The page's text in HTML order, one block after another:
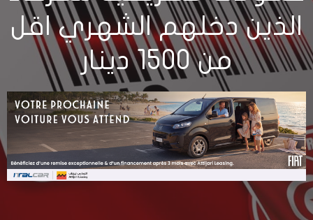
الذين دخلهم الشهري اقل
من 1500 دينار